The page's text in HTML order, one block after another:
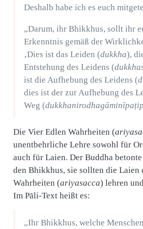
Deshalb habe ich es euch
„Darum, ihr Bhikkhus, sollt ihr
Erkenntnis gemäß der
‚Dies ist das Leiden (dukkha),
Entstehung des Leidens (
ist die Aufhebung des Leidens (
dies ist der zur Aufhebung des
Weg (
Die Vier Edlen Wahrheiten (
unentbehrliche Lehre sowohl für
auch für Laien. Der Buddha
den Bhikkhus, sie sollten die Laien
Wahrheiten (ariyasacca) lehren
Im Pāli-Text heißt es:
„Ihr Bhikkhus, welche